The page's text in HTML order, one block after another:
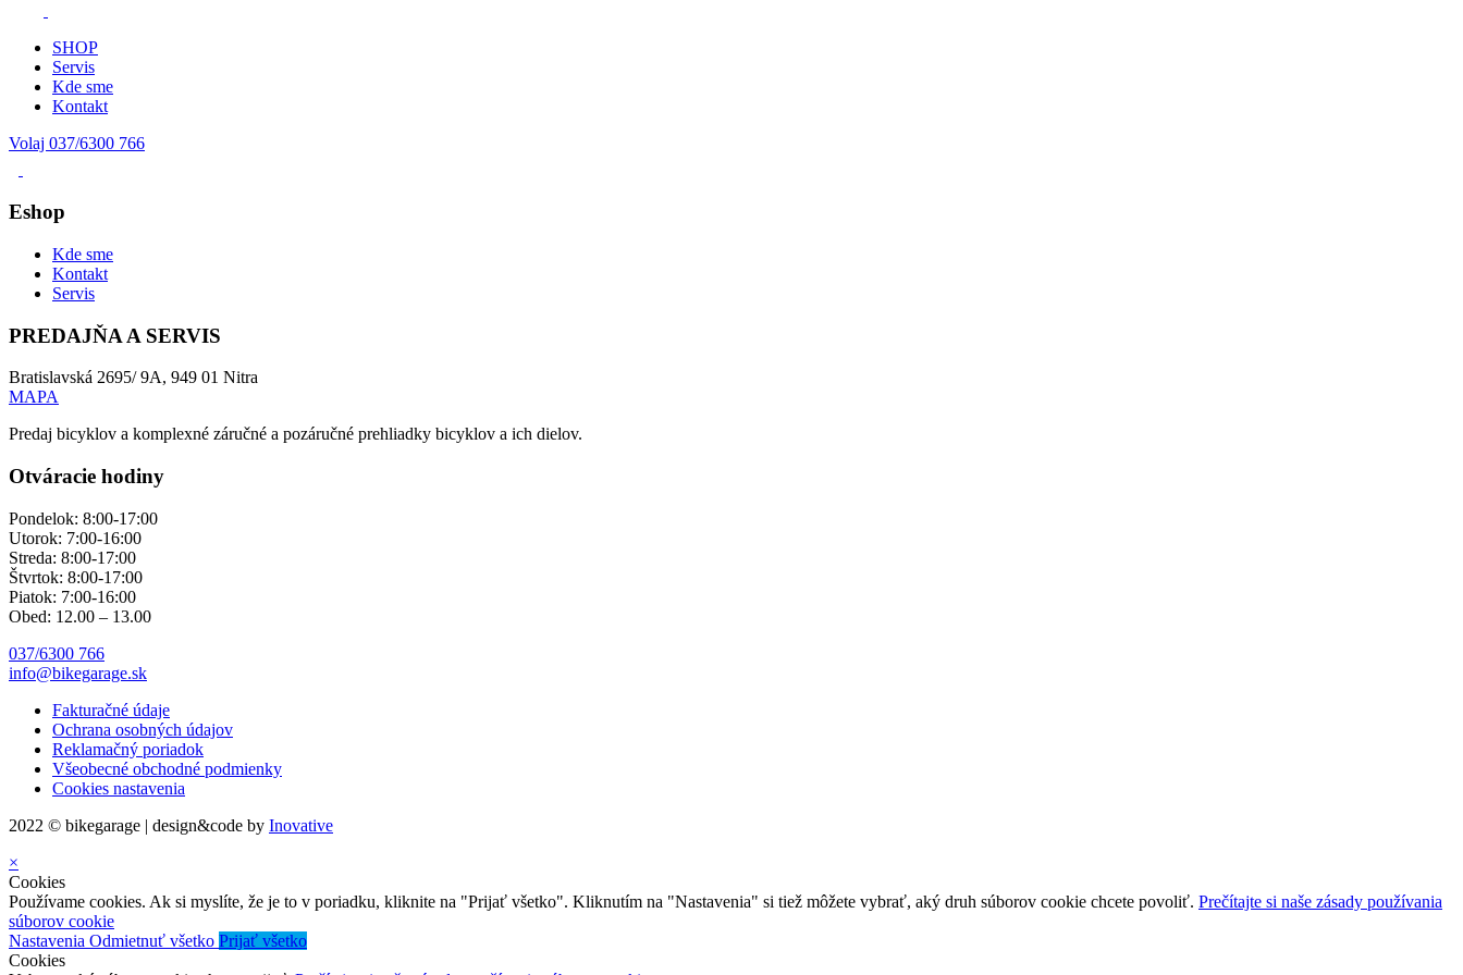
SHOP
Servis
Kde sme
Kontakt
Volaj 037/6300 766
Eshop
Kde sme
Kontakt
Servis
PREDAJŇA A SERVIS
Bratislavská 2695/ 9A, 949 01 Nitra
MAPA
Predaj bicyklov a komplexné záručné a pozáručné prehliadky bicyklov a ich dielov.
Otváracie hodiny
Pondelok: 8:00-17:00
Utorok: 7:00-16:00
Streda: 8:00-17:00
Štvrtok: 8:00-17:00
Piatok: 7:00-16:00
Obed: 12.00 – 13.00
037/6300 766
info@bikegarage.sk
Fakturačné údaje
Ochrana osobných údajov
Reklamačný poriadok
Všeobecné obchodné podmienky
Cookies nastavenia
2022 © bikegarage | design&code by Inovative
×
Cookies
Používame cookies. Ak si myslíte, že je to v poriadku, kliknite na "Prijať všetko". Kliknutím na "Nastavenia" si tiež môžete vybrať, aký druh súborov cookie chcete povoliť. Prečítajte si naše zásady používania
súborov cookie
Nastavenia Odmietnuť všetko Prijať všetko
Cookies